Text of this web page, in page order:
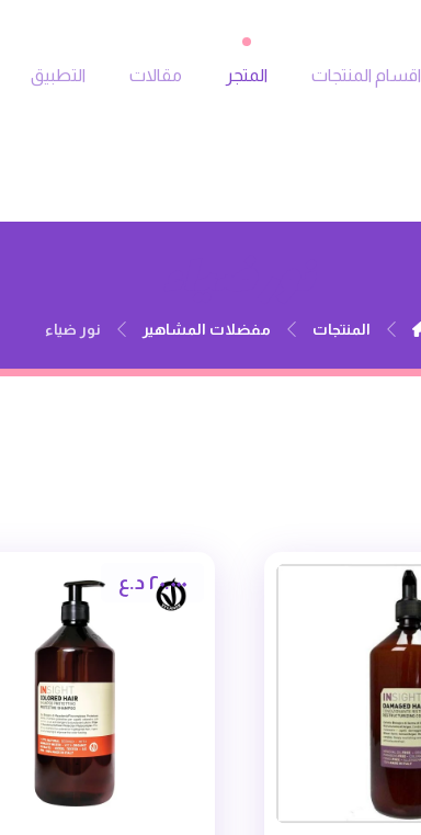
اقسام المنتجات المتجر مقالات التطبيق
المنتجات مفضلات المشاهير نور ضياء
٢٠.٠٠٠ د.ع